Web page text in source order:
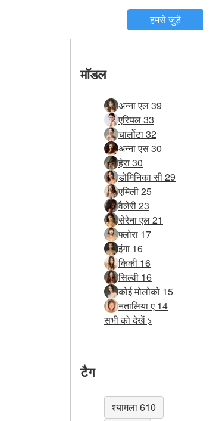
हमसे जुड़ें
मॉडल
अन्ना एल 39
एरियल 33
चार्लोटा 32
अन्ना एस 30
हेरा 30
डोमिनिका सी 29
एमिली 25
वैलेरी 23
सेरेना एल 21
फ्लोरा 17
इंगा 16
किकी 16
सिल्वी 16
कोई मोलोको 15
नतालिया ए 14
सभी को देखें >
टैग
श्यामला 610